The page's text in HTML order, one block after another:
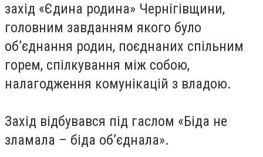
захід «Єдина родина» Чернігівщини,
головним завданням якого було
об’єднання родин, поєднаних спільним
горем, спілкування між собою,
налагодження комунікацій з владою.
Захід відбувався під гаслом «Біда не
зламала – біда об’єднала».